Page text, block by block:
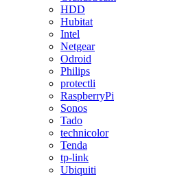
HDD
Hubitat
Intel
Netgear
Odroid
Philips
protectli
RaspberryPi
Sonos
Tado
technicolor
Tenda
tp-link
Ubiquiti